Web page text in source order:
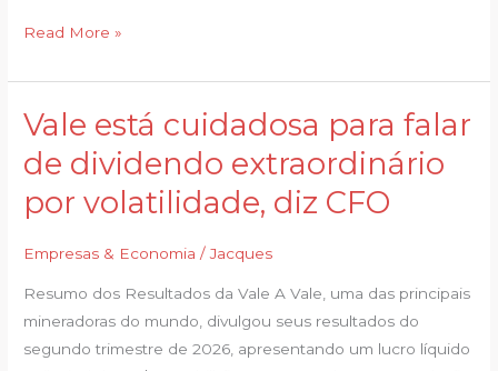
Read More »
Vale está cuidadosa para falar
de dividendo extraordinário
por volatilidade, diz CFO
Empresas & Economia /Jacques
Resumo dos Resultados da Vale A Vale, uma das principais
mineradoras do mundo, divulgou seus resultados do
segundo trimestre de 2026, apresentando um lucro líquido
Vale
cuidadosa
para
de
extraordinário